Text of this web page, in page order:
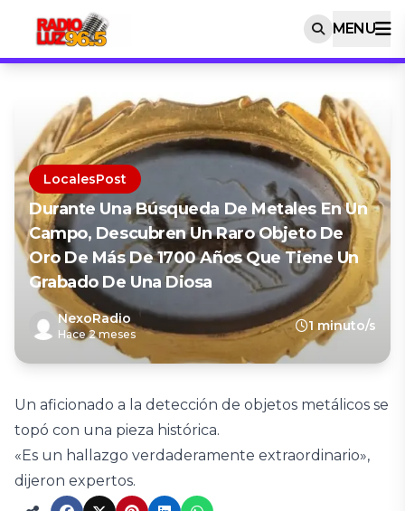
MENU
LocalesPost
Durante Una Búsqueda De Metales En Un
Campo, Descubren Un Raro Objeto De
Oro De Más De 1700 Años Que Tiene Un
Grabado De Una Diosa
NexoRadio
Hace 2 meses
1 minuto/s
Un aficionado a la detección de objetos metálicos se
topó con una pieza histórica.
«Es un hallazgo verdaderamente extraordinario»,
dijeron expertos.